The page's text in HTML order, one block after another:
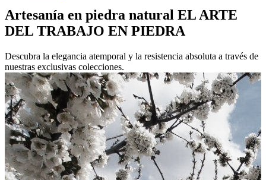
Artesanía en piedra natural EL ARTE
DEL TRABAJO EN PIEDRA
Descubra la elegancia atemporal y la resistencia absoluta a través de
nuestras exclusivas colecciones.